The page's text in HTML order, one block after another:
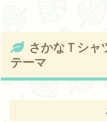
さかなＴシャ
テーマ